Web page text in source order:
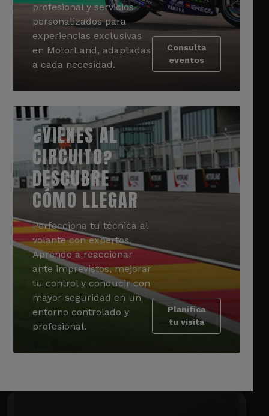
profesional y servicios
personalizados para
experiencias exclusivas
en MotorLand, adaptadas
a cada necesidad.
Consulta
eventos
¿VIENES AL
CIRCUITO?
DESCUBRE
CÓMO LLEGAR
Perfecciona tu técnica al
volante con expertos.
Aprende a reaccionar
ante imprevistos, mejorar
tu control y conducir con
mayor seguridad en un
entorno controlado y
profesional.
Planifica
tu visita